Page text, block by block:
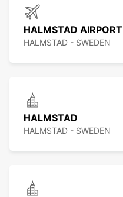
HALMSTAD AIRPORT
HALMSTAD - SWEDEN
HALMSTAD
HALMSTAD - SWEDEN